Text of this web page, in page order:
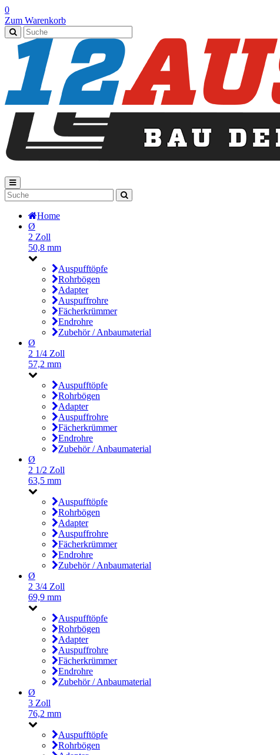
0
Zum Warenkorb
Home
Ø
2 Zoll
50,8 mm
Auspufftöpfe
Rohrbögen
Adapter
Auspuffrohre
Fächerkrümmer
Endrohre
Zubehör / Anbaumaterial
Ø
2 1/4 Zoll
57,2 mm
Auspufftöpfe
Rohrbögen
Adapter
Auspuffrohre
Fächerkrümmer
Endrohre
Zubehör / Anbaumaterial
Ø
2 1/2 Zoll
63,5 mm
Auspufftöpfe
Rohrbögen
Adapter
Auspuffrohre
Fächerkrümmer
Endrohre
Zubehör / Anbaumaterial
Ø
2 3/4 Zoll
69,9 mm
Auspufftöpfe
Rohrbögen
Adapter
Auspuffrohre
Fächerkrümmer
Endrohre
Zubehör / Anbaumaterial
Ø
3 Zoll
76,2 mm
Auspufftöpfe
Rohrbögen